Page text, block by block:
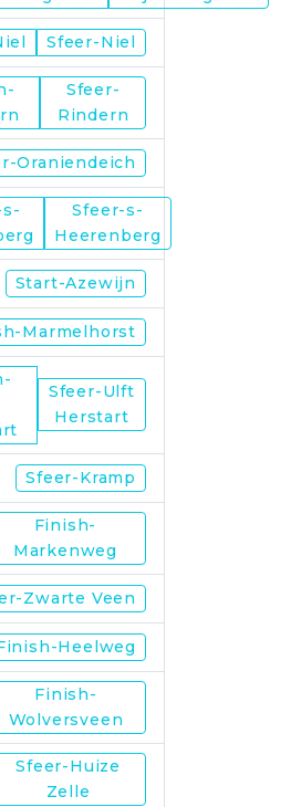
Sfeer-Niel
Sfeer-
Rindern
Oraniendeich
Sfeer-s-
Heerenberg
Start-Azewijn
Marmelhorst
Sfeer-Ulft
Herstart
Sfeer-Kramp
Finish-
Markenweg
Zwarte Veen
Heelweg
Finish-
Wolversveen
Sfeer-Huize
Zelle